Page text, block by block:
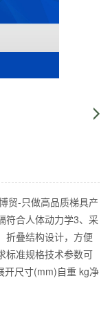
贸-只做高品质梯具产
符合人体动力学3、采
折叠结构设计，方便
标准规格技术参数可
开尺寸(mm)自重 kg净